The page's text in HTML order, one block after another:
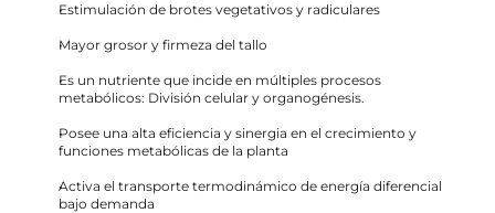
Estimulación de brotes vegetativos y radiculares
Mayor grosor y firmeza del tallo
Es un nutriente que incide en múltiples procesos
metabólicos: División celular y organogénesis.
Posee una alta eficiencia y sinergia en el crecimiento y
funciones metabólicas de la planta
Activa el transporte termodinámico de energía diferencial
bajo demanda